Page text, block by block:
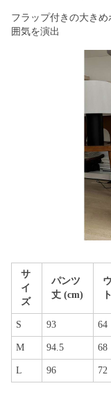
フラップ付きの大き
囲気を演出
サ
イ
ズ
パンツ
丈 (cm)
S 93 64
M 94.5 68
L 96 72